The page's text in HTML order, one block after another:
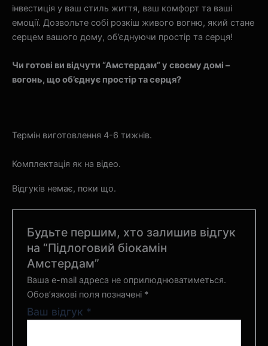
інвестиція у ваш стиль життя, ваш комфорт та ваші
емоції. Дозвольте собі розкіш живого вогню, який стане
серцем вашого дому, об’єднуючи простір та серця!
Чи готові ви відчути “Амстердам” у своєму домі –
вогонь, що об’єднує простір та серця?
Термін виготовлення 4-6 тижнів.
Комплектація як на відео.
Відгуків немає, поки що.
Будьте першим, хто залишив відгук
на “Підлоговий біокамін
Амстердам”
Ваша e-mail адреса не оприлюднюватиметься.
Обов’язкові поля позначені *
Ваш відгук *